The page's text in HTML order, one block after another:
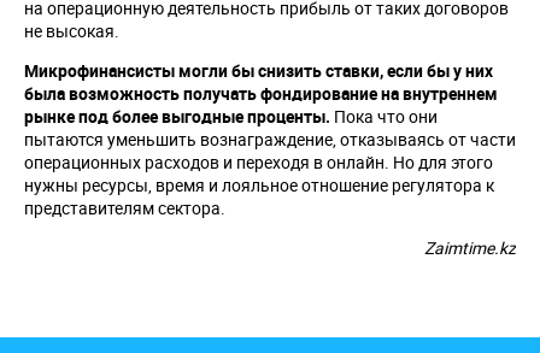
на операционную деятельность прибыль от таких договоров
не высокая.
Микрофинансисты могли бы снизить ставки, если бы у них
была возможность получать фондирование на внутреннем
рынке под более выгодные проценты. Пока что они
пытаются уменьшить вознаграждение, отказываясь от части
операционных расходов и переходя в онлайн. Но для этого
нужны ресурсы, время и лояльное отношение регулятора к
представителям сектора.
Zaimtime.kz